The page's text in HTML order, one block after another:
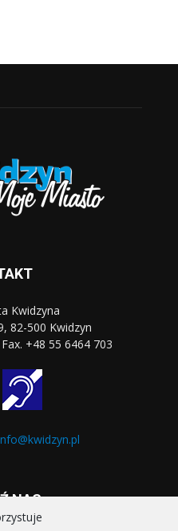
Kwidzyna
82-500 Kwidzyn
+48 55 6464 703
NAS: